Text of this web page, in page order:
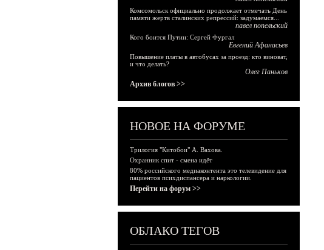
Комсомольск официально продолжает отмечать День
памяти жертв сталинских репрессий: задумаемся...
павел попельский
Кого боится Путин: Сергей Фургал
Евгений Афанасьев
Повышение платы в автобусах за проезд: кто виноват,
и что делать?
Олег Паньков
Архив блогов >>
НОВОЕ НА ФОРУМЕ
Трилогия "Китобои" А. Вахова.
Охранник спит - смена идёт
80% российского медиаконтента это телевидение для
пациентов психдиспансера и наркологии.
Перейти на форум >>
ОБЛАКО ТЕГОВ